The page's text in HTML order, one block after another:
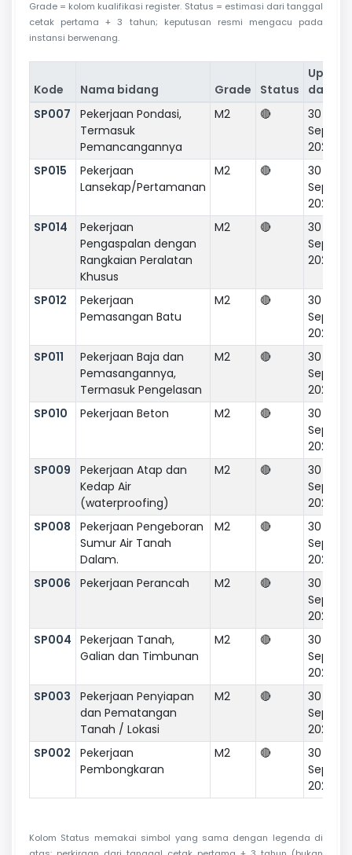
Grade = kolom kualifikasi register. Status = estimasi dari tanggal
cetak pertama + 3 tahun; keputusan resmi mengacu pada
instansi berwenang.
Kode Nama bidang Grade Status
Update
data
SP007
Pekerjaan Pondasi,
Termasuk
Pemancangannya
M2 🔴
30
2020
SP015
Pekerjaan
Lansekap/Pertamanan
M2 🔴
30
2020
SP014
Pekerjaan
Pengaspalan dengan
Rangkaian Peralatan
Khusus
M2 🔴
30
2020
SP012
Pekerjaan
Pemasangan Batu
M2 🔴
30
2020
SP011
Pekerjaan Baja dan
Pemasangannya,
Termasuk Pengelasan
M2 🔴
30
2020
SP010
Pekerjaan Beton M2 🔴
30
2020
SP009
Pekerjaan Atap dan
Kedap Air
(waterproofing)
M2 🔴
30
2020
SP008
Pekerjaan Pengeboran
Sumur Air Tanah
Dalam.
M2 🔴
30
2020
SP006
Pekerjaan Perancah M2 🔴
30
2020
SP004 Pekerjaan Tanah,
Galian dan Timbunan
M2 🔴
30
2020
SP003
Pekerjaan Penyiapan
dan Pematangan
Tanah / Lokasi
M2 🔴
30
2020
SP002
Pekerjaan
Pembongkaran
M2 🔴
30
2020
Kolom Status memakai simbol yang sama dengan legenda di